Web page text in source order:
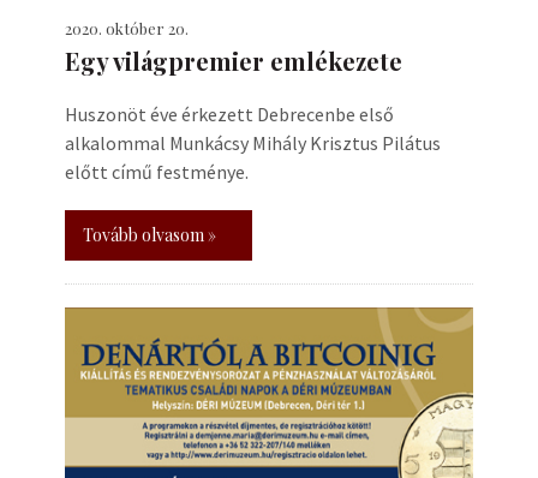
2020. október 20.
Egy világpremier emlékezete
Huszonöt éve érkezett Debrecenbe első
alkalommal Munkácsy Mihály Krisztus Pilátus
előtt című festménye.
Tovább olvasom »